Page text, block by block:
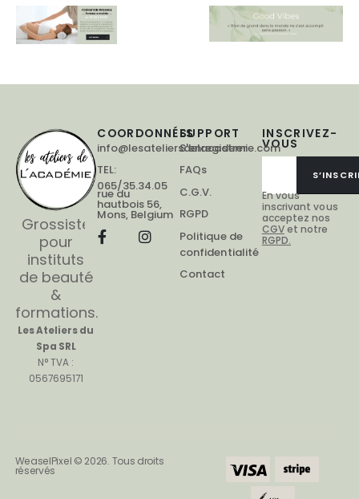
Grossiste
pour
instituts
de beauté
&
formations.
Les Ateliers du
Spa SRL
N° TVA :
0567695171
INSCRIVEZ-
VOUS
En vous
inscrivant vous
acceptez nos
CGVet notre
RGPD.
COORDONNÉES
info@lesateliersdelacademie.com
TEL:
065/35.34.05
rue du
hautbois 56,
Mons, Belgium
SUPPORT
S'enregistrer
FAQs
C.G.V.
RGPD
Politique de
confidentialité
Contact
WeaselPixel © 2026. Tous droits
réservés